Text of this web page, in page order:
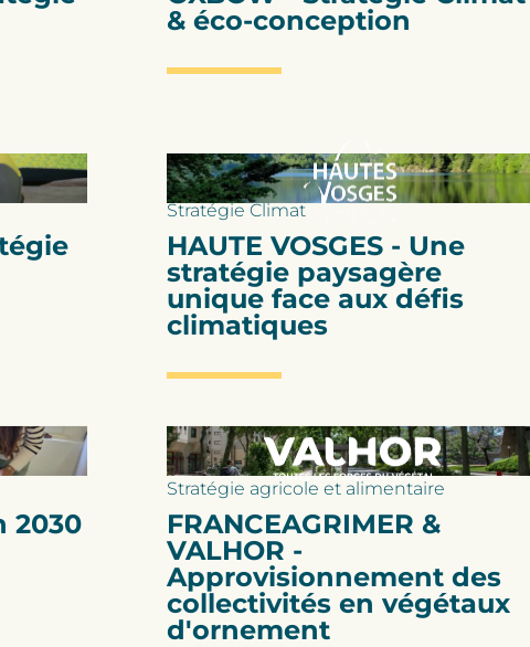
& éco-conception
Stratégie Climat
HAUTE VOSGES - Une
stratégie paysagère
unique face aux défis
climatiques
2030
Stratégie agricole et alimentaire
FRANCEAGRIMER &
VALHOR -
Approvisionnement des
collectivités en végétaux
d'ornement